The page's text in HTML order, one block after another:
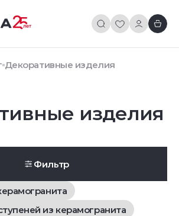
Декоративные изделия
изделия
Фильтр
из керамогранита